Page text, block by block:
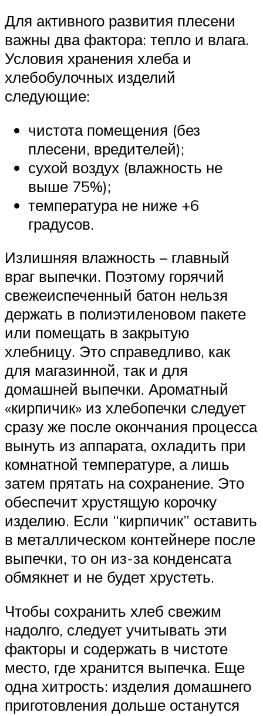
Для активного развития плесени
важны два фактора: тепло и влага.
Условия хранения хлеба и
хлебобулочных изделий
следующие:
чистота помещения (без
плесени, вредителей);
сухой воздух (влажность не
выше 75%);
температура не ниже +6
градусов.
Излишняя влажность – главный
враг выпечки. Поэтому горячий
свежеиспеченный батон нельзя
держать в полиэтиленовом пакете
или помещать в закрытую
хлебницу. Это справедливо, как
для магазинной, так и для
домашней выпечки. Ароматный
«кирпичик» из хлебопечки следует
сразу же после окончания процесса
вынуть из аппарата, охладить при
комнатной температуре, а лишь
затем прятать на сохранение. Это
обеспечит хрустящую корочку
изделию. Если “кирпичик” оставить
в металлическом контейнере после
выпечки, то он из-за конденсата
обмякнет и не будет хрустеть.
Чтобы сохранить хлеб свежим
надолго, следует учитывать эти
факторы и содержать в чистоте
место, где хранится выпечка. Еще
одна хитрость: изделия домашнего
приготовления дольше останутся